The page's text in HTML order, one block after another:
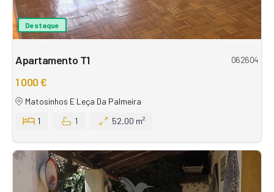
Destaque
Apartamento T1 062604
1 000 €
Matosinhos E Leça Da Palmeira
1
1 52,00 m²